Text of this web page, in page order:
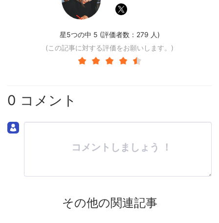
星5つの中 5 (評価者数： 279 人)
(この記事に対する評価をお願いします。)
0 コメント
コメントしましょう ！
その他の関連記事